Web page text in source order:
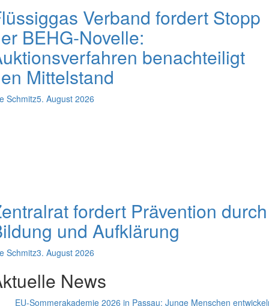
Verband fordert Stopp
BEHG-Novelle:
benachteiligt
Mittelstand
Schmitz5. August 2026
fordert Prävention durch
und Aufklärung
Schmitz3. August 2026
News
EU-Sommerakademie 2026 in Passau: Junge Menschen